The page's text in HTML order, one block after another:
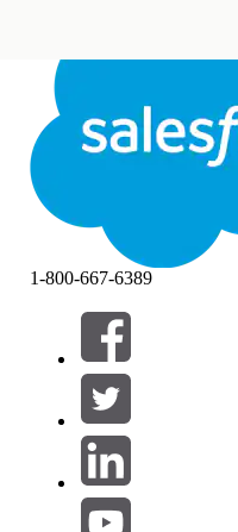
Luk
Filtre (0)
VÆLG FILTRE
Produktområde
1-800-667-6389